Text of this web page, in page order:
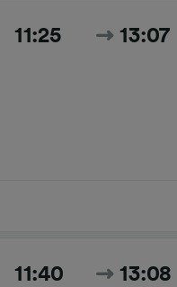
11:25 13:07
11:40 13:08